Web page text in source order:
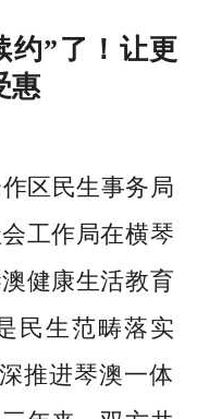
约”了！让更
惠
区民生事务局
工作局在横琴
健康生活教育
民生范畴落实
推进琴澳一体